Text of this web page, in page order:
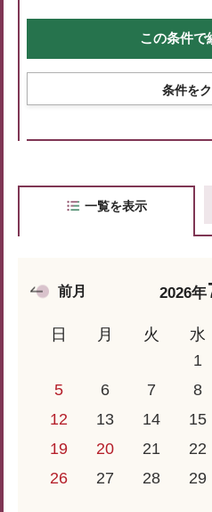
条件を
一覧を表示
2026年
前月
日 月 火 水
1
5
6 7 8
12
13 14 15
19
20 21 22
26
27 28 29